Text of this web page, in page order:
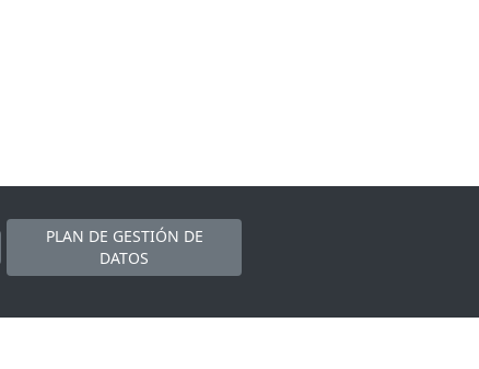
PLAN DE GESTIÓN DE
DATOS